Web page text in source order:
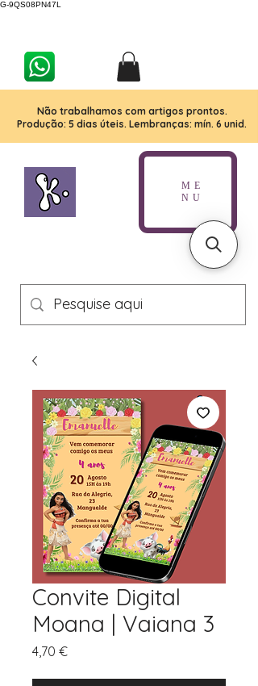
G-9QS08PN47L
Não trabalhamos com artigos prontos.
Produção: 5 dias úteis. Lembranças: mín. 6 unid.
ME
NU
Convite Digital
Moana | Vaiana 3
4,70 €Preço